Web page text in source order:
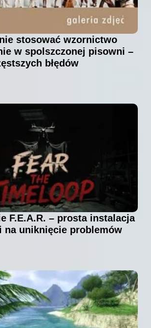
stosować wzornictwo
w spolszczonej pisowni –
błędów
F.E.A.R. – prosta instalacja
na uniknięcie problemów